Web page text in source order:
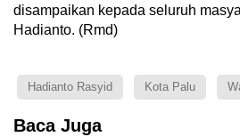
disampaikan kepada seluruh
Hadianto. (Rmd)
Hadianto Rasyid Kota Palu
Baca Juga